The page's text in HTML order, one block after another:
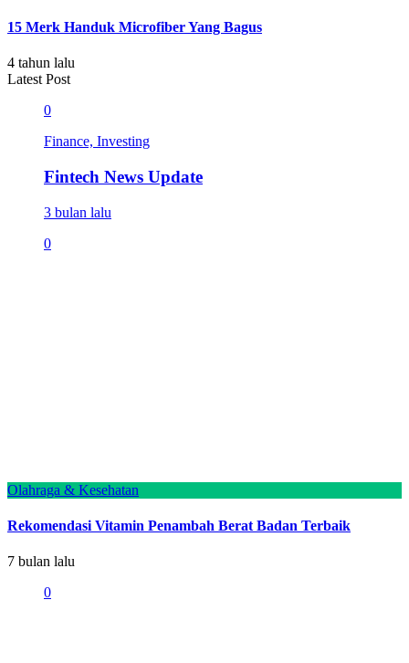
15 Merk Handuk Microfiber Yang Bagus
4 tahun lalu
Latest Post
0
Finance, Investing
Fintech News Update
3 bulan lalu
0
Olahraga & Kesehatan
Rekomendasi Vitamin Penambah Berat Badan Terbaik
7 bulan lalu
0